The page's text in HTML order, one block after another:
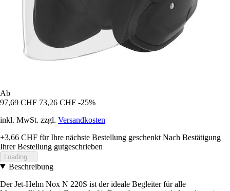
Ab
97,69 CHF 73,26 CHF -25%
inkl. MwSt. zzgl. Versandkosten
+3,66 CHF für Ihre nächste Bestellung geschenkt Nach Bestätigung
Ihrer Bestellung gutgeschrieben
Loading...
Beschreibung
Der Jet-Helm Nox N 220S ist der ideale Begleiter für alle